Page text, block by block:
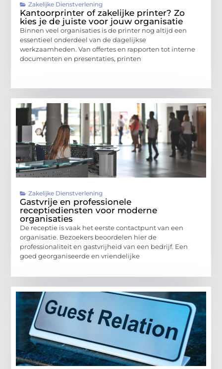
Zakelijke Dienstverlening
Kantoorprinter of zakelijke printer? Zo
kies je de juiste voor jouw organisatie
Binnen veel organisaties is de printer nog altijd een
essentieel onderdeel van de dagelijkse
werkzaamheden. Van offertes en rapporten tot interne
documenten en presentaties, printen
Zakelijke Dienstverlening
Gastvrije en professionele
receptiediensten voor moderne
organisaties
De receptie is vaak het eerste contactpunt van een
organisatie. Bezoekers beoordelen hier de
professionaliteit en gastvrijheid van een bedrijf. Een
goed georganiseerde en vriendelijke